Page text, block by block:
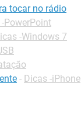
tocar no rádio
PowerPoint
-Windows 7
- Dicas -iPhone